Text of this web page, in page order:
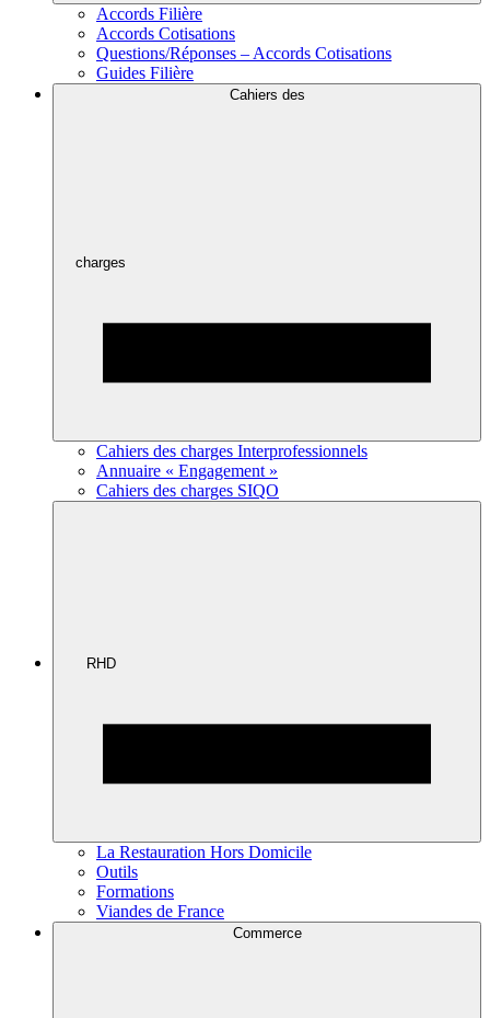
Accords Filière
Accords Cotisations
Questions/Réponses – Accords Cotisations
Guides Filière
Cahiers des
charges
Cahiers des charges Interprofessionnels
Annuaire « Engagement »
Cahiers des charges SIQO
RHD
La Restauration Hors Domicile
Outils
Formations
Viandes de France
Commerce